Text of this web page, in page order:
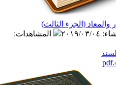
الثالث)
٠٤ المشاهدات: